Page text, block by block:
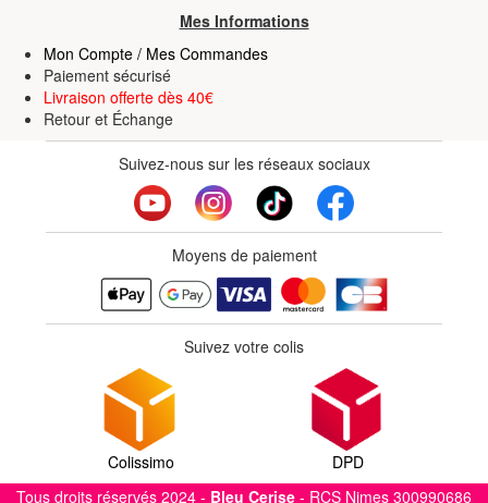
Mes Informations
Mon Compte / Mes Commandes
Paiement sécurisé
Livraison offerte dès 40€
Retour et Échange
Suivez-nous sur les réseaux sociaux
Moyens de paiement
Suivez votre colis
Colissimo
DPD
Tous droits réservés 2024 - Bleu Cerise - RCS Nimes 300990686